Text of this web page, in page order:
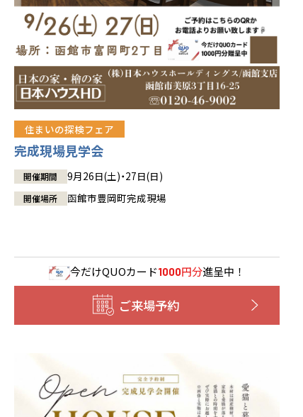
住まいの探検フェア
完成現場見学会
開催期間 9月26日(土)・27日(日)
開催場所 函館市豊岡町完成現場
今だけQUOカード1000円分進呈中！
ご来場予約